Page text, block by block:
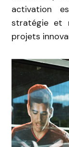
activation
stratégie et
projets